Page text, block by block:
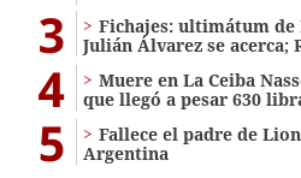
3
Fichajes: ultimátum de
Julián Álvarez se
4
Muere en La Ceiba
que llegó a pesar 630
5
Fallece el padre de
Argentina